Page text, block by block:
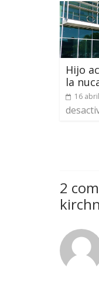
Hijo
la
16
2